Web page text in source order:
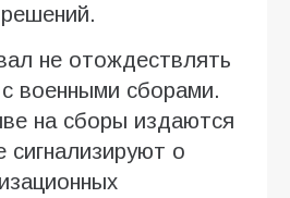
не отождествлять
военными сборами.
на сборы издаются
сигнализируют о